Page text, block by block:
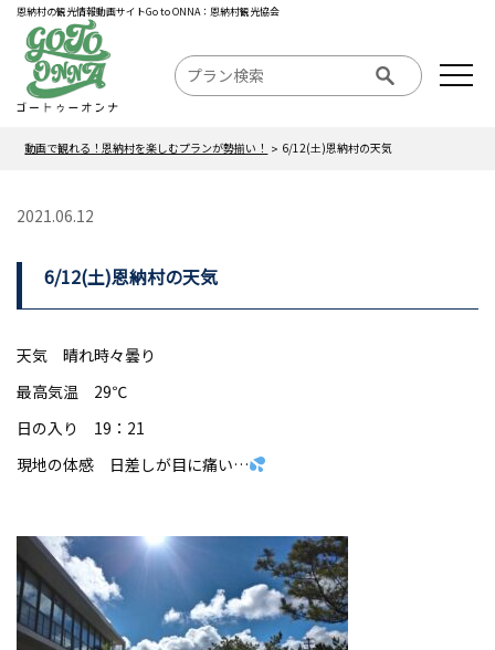
恩納村の観光情報動画サイトGo to ONNA：恩納村観光協会
動画で観れる！恩納村を楽しむプランが勢揃い！ 6/12(土)恩納村の天気
2021.06.12
6/12(土)恩納村の天気
天気 晴れ時々曇り
最高気温 29℃
日の入り 19：21
現地の体感 日差しが目に痛い…